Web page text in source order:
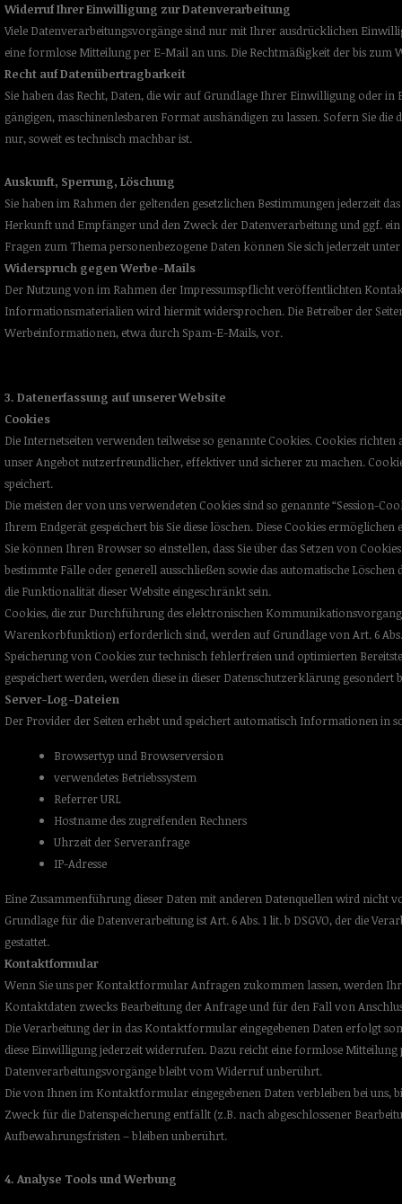
Widerruf Ihrer Einwilligung zur Datenverarbeitung
Viele Datenverarbeitungsvorgänge sind nur mit Ihrer ausdrücklichen
eine formlose Mitteilung per E-Mail an uns. Die Rechtmäßigkeit der bis
Recht auf Datenübertragbarkeit
Sie haben das Recht, Daten, die wir auf Grundlage Ihrer Einwilligung oder
gängigen, maschinenlesbaren Format aushändigen zu lassen. Sofern Sie
nur, soweit es technisch machbar ist.
Auskunft, Sperrung, Löschung
Sie haben im Rahmen der geltenden gesetzlichen Bestimmungen jederzeit
Herkunft und Empfänger und den Zweck der Datenverarbeitung und ggf.
Fragen zum Thema personenbezogene Daten können Sie sich jederzeit
Widerspruch gegen Werbe-Mails
Der Nutzung von im Rahmen der Impressumspflicht veröffentlichten
Informationsmaterialien wird hiermit widersprochen. Die Betreiber der
Werbeinformationen, etwa durch Spam-E-Mails, vor.
3. Datenerfassung auf unserer Website
Cookies
Die Internetseiten verwenden teilweise so genannte Cookies. Cookies
unser Angebot nutzerfreundlicher, effektiver und sicherer zu machen.
speichert.
Die meisten der von uns verwendeten Cookies sind so genannte “Session-
Ihrem Endgerät gespeichert bis Sie diese löschen. Diese Cookies
Sie können Ihren Browser so einstellen, dass Sie über das Setzen von
bestimmte Fälle oder generell ausschließen sowie das automatische
die Funktionalität dieser Website eingeschränkt sein.
Cookies, die zur Durchführung des elektronischen
Warenkorbfunktion) erforderlich sind, werden auf Grundlage von Art. 6 Abs.
Speicherung von Cookies zur technisch fehlerfreien und optimierten
gespeichert werden, werden diese in dieser Datenschutzerklärung gesondert
Server-Log-Dateien
Der Provider der Seiten erhebt und speichert automatisch Informationen in
Browsertyp und Browserversion
verwendetes Betriebssystem
Referrer URL
Hostname des zugreifenden Rechners
Uhrzeit der Serveranfrage
IP-Adresse
Eine Zusammenführung dieser Daten mit anderen Datenquellen wird nicht
Grundlage für die Datenverarbeitung ist Art. 6 Abs. 1 lit. b DSGVO, der die
gestattet.
Kontaktformular
Wenn Sie uns per Kontaktformular Anfragen zukommen lassen, werden
Kontaktdaten zwecks Bearbeitung der Anfrage und für den Fall von
Die Verarbeitung der in das Kontaktformular eingegebenen Daten erfolgt
diese Einwilligung jederzeit widerrufen. Dazu reicht eine formlose
Datenverarbeitungsvorgänge bleibt vom Widerruf unberührt.
Die von Ihnen im Kontaktformular eingegebenen Daten verbleiben bei
Zweck für die Datenspeicherung entfällt (z.B. nach abgeschlossener
Aufbewahrungsfristen – bleiben unberührt.
4. Analyse Tools und Werbung